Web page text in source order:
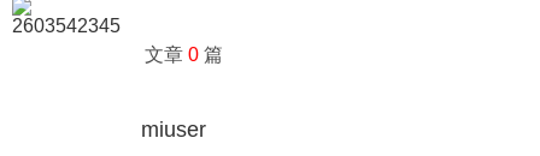
文章 0 篇
miuser